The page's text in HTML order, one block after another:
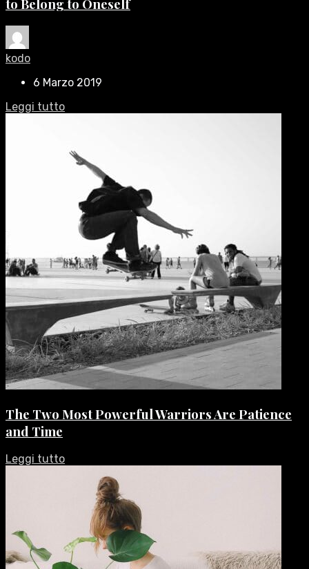
to Belong to Oneself
kodo
6 Marzo 2019
Leggi tutto
The Two Most Powerful Warriors Are Patience
and Time
Leggi tutto